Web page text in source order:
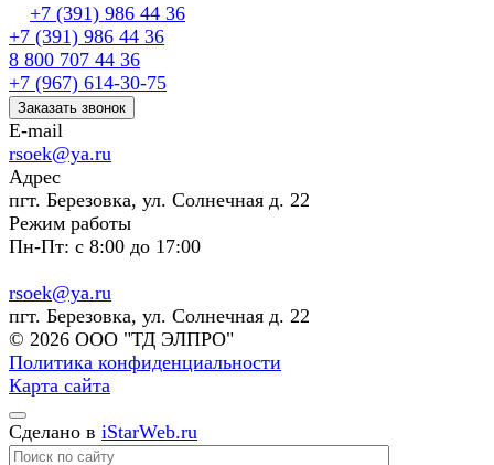
+7 (391) 986 44 36
+7 (391) 986 44 36
8 800 707 44 36
+7 (967) 614-30-75
Заказать звонок
E-mail
rsoek@ya.ru
Адрес
пгт. Березовка, ул. Солнечная д. 22
Режим работы
Пн-Пт: с 8:00 до 17:00
rsoek@ya.ru
пгт. Березовка, ул. Солнечная д. 22
© 2026 ООО "ТД ЭЛПРО"
Политика конфиденциальности
Карта сайта
Сделано в iStarWeb.ru